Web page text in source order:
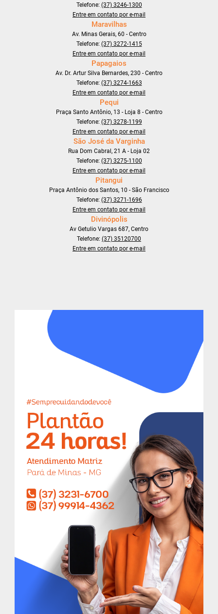
Telefone: (37) 3246-1300
Entre em contato por e-mail
Maravilhas
Av. Minas Gerais, 60 - Centro
Telefone: (37) 3272-1415
Entre em contato por e-mail
Papagaios
Av. Dr. Artur Silva Bernardes, 230 - Centro
Telefone: (37) 3274-1663
Entre em contato por e-mail
Pequi
Praça Santo Antônio, 13 - Loja 8 - Centro
Telefone: (37) 3278-1199
Entre em contato por e-mail
São José da Varginha
Rua Dom Cabral, 21 A - Loja 02
Telefone: (37) 3275-1100
Entre em contato por e-mail
Pitangui
Praça Antônio dos Santos, 10 - São Francisco
Telefone: (37) 3271-1696
Entre em contato por e-mail
Divinópolis
Av Getulio Vargas 687, Centro
Telefone: (37) 35120700
Entre em contato por e-mail